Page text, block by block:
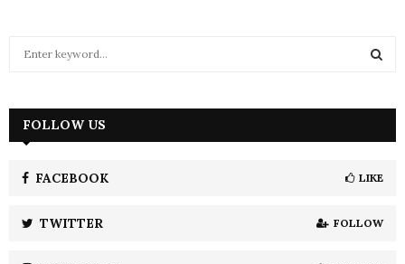
h
FOLLOW US
FACEBOOK LIKE
TWITTER FOLLOW